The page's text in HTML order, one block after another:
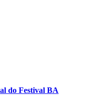
do Festival BA